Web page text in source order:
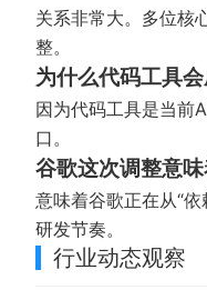
关系非常大。多位核
整。
为什么代码工具
因为代码工具是当前
口。
谷歌这次调整意味
意味着谷歌正在从“
研发节奏。
行业动态观察